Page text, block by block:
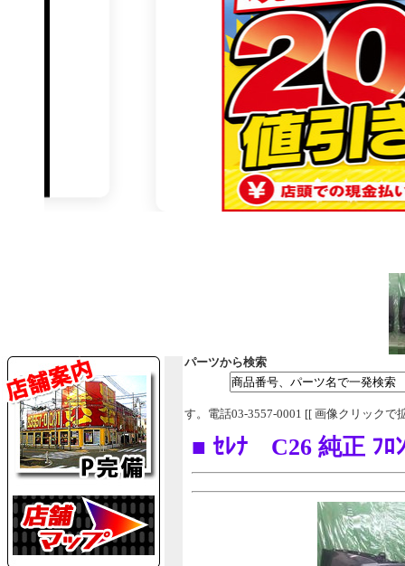
パーツから検索
す。電話03-3557-0001 [[ 画像クリックで
■ ｾﾚﾅ C26 純正 ﾌﾛ